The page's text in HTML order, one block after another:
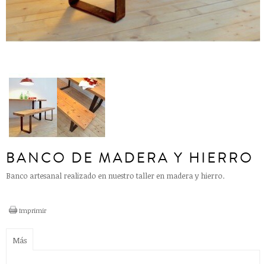
BANCO DE MADERA Y HIERRO
Banco artesanal realizado en nuestro taller en madera y hierro.
Imprimir
Más